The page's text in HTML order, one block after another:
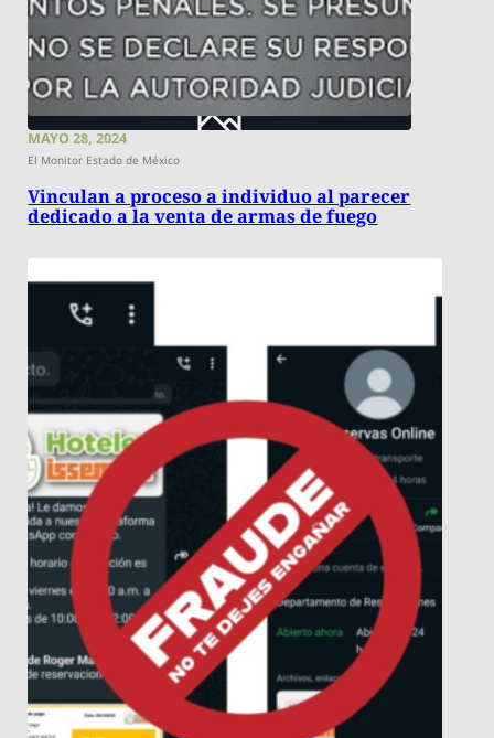
MAYO 28, 2024
El Monitor Estado de México
Vinculan a proceso a individuo al parecer
dedicado a la venta de armas de fuego